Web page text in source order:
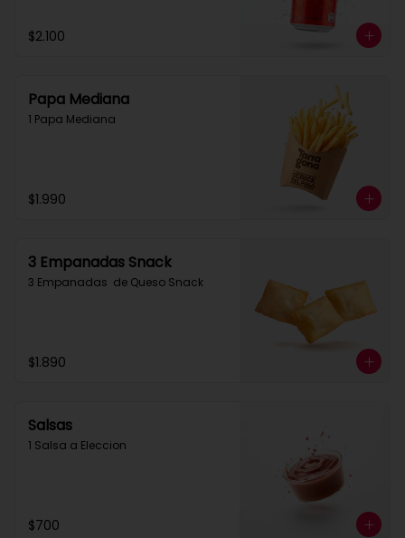
$2.100
Papa Mediana
1 Papa Mediana
$1.990
3 Empanadas Snack
3 Empanadas  de Queso Snack
$1.890
Salsas
1 Salsa a Eleccion
$700